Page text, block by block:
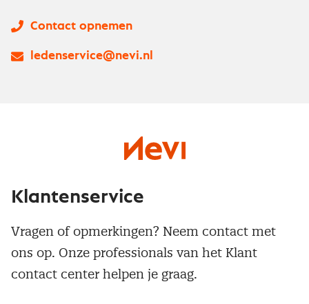
Contact opnemen
ledenservice@nevi.nl
Klantenservice
Vragen of opmerkingen? Neem contact met
ons op. Onze professionals van het Klant
contact center helpen je graag.